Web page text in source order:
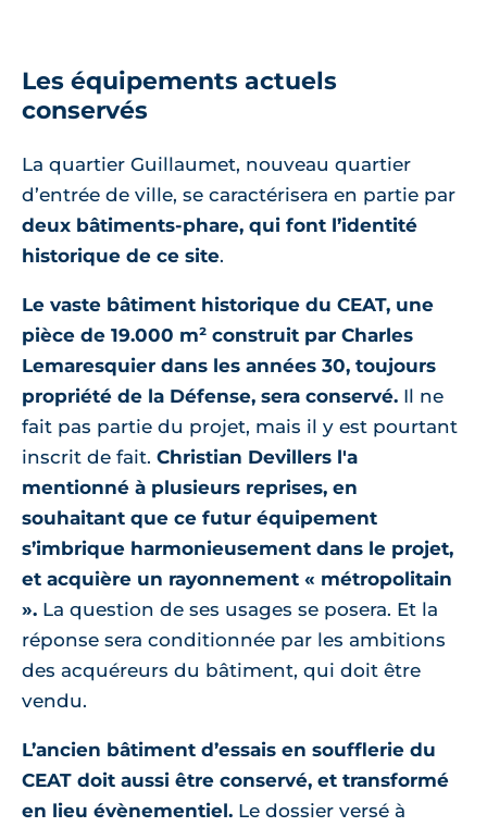
Les équipements actuels
conservés
La quartier Guillaumet, nouveau quartier
d’entrée de ville, se caractérisera en partie par
deux bâtiments-phare, qui font l’identité
historique de ce site.
Le vaste bâtiment historique du CEAT, une
pièce de 19.000 m² construit par Charles
Lemaresquier dans les années 30, toujours
propriété de la Défense, sera conservé. Il ne
fait pas partie du projet, mais il y est pourtant
inscrit de fait. Christian Devillers l'a
mentionné à plusieurs reprises, en
souhaitant que ce futur équipement
s’imbrique harmonieusement dans le projet,
et acquière un rayonnement « métropolitain
». La question de ses usages se posera. Et la
réponse sera conditionnée par les ambitions
des acquéreurs du bâtiment, qui doit être
vendu.
L’ancien bâtiment d’essais en soufflerie du
CEAT doit aussi être conservé, et transformé
en lieu évènementiel. Le dossier versé à